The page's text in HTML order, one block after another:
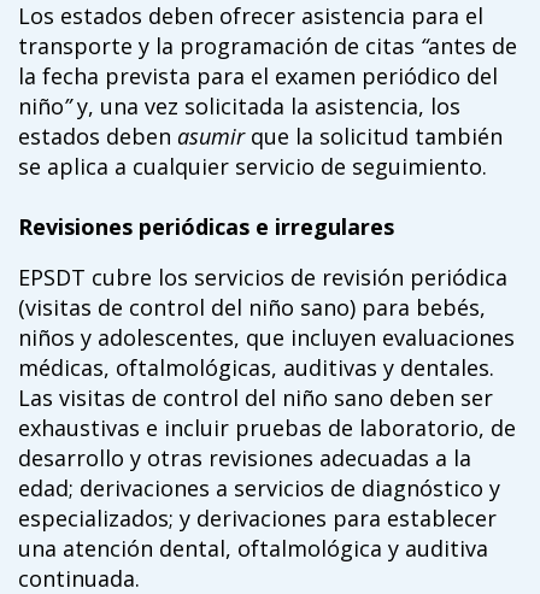
Los estados deben ofrecer asistencia para el
transporte y la programación de citas “antes de
la fecha prevista para el examen periódico del
niño”y, una vez solicitada la asistencia, los
estados deben asumirque la solicitud también
se aplica a cualquier servicio de seguimiento.
Revisiones periódicas e irregulares
EPSDT cubre los servicios de revisión periódica
(visitas de control del niño sano) para bebés,
niños y adolescentes, que incluyen evaluaciones
médicas, oftalmológicas, auditivas y dentales.
Las visitas de control del niño sano deben ser
exhaustivas e incluir pruebas de laboratorio, de
desarrollo y otras revisiones adecuadas a la
edad; derivaciones a servicios de diagnóstico y
especializados; y derivaciones para establecer
una atención dental, oftalmológica y auditiva
continuada.